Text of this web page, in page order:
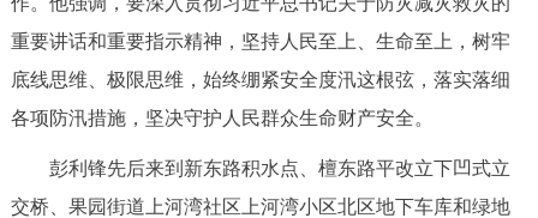
市领导 机构职能 政策服务
政策兑现 政策解读 回应关切
决策公开 专题公开
重要讲话和重要指示精神，坚持人民至上、生命至上，树牢
底线思维、极限思维，始终绷紧安全度汛这根弦，落实落细
各项防汛措施，坚决守护人民群众生命财产安全。
彭利锋先后来到新东路积水点、檀东路平改立下凹式立
交桥、果园街道上河湾社区上河湾小区北区地下车库和绿地